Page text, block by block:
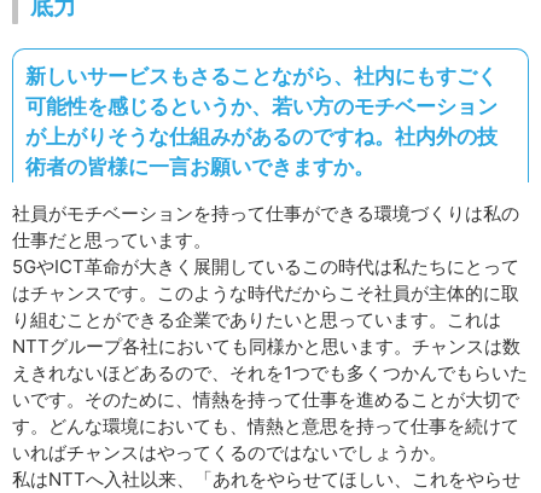
底力
新しいサービスもさることながら、社内にもすごく
可能性を感じるというか、若い方のモチベーション
が上がりそうな仕組みがあるのですね。社内外の技
術者の皆様に一言お願いできますか。
社員がモチベーションを持って仕事ができる環境づくりは私の
仕事だと思っています。
5GやICT革命が大きく展開しているこの時代は私たちにとって
はチャンスです。このような時代だからこそ社員が主体的に取
り組むことができる企業でありたいと思っています。これは
NTTグループ各社においても同様かと思います。チャンスは数
えきれないほどあるので、それを1つでも多くつかんでもらいた
いです。そのために、情熱を持って仕事を進めることが大切で
す。どんな環境においても、情熱と意思を持って仕事を続けて
いればチャンスはやってくるのではないでしょうか。
私はNTTへ入社以来、「あれをやらせてほしい、これをやらせ